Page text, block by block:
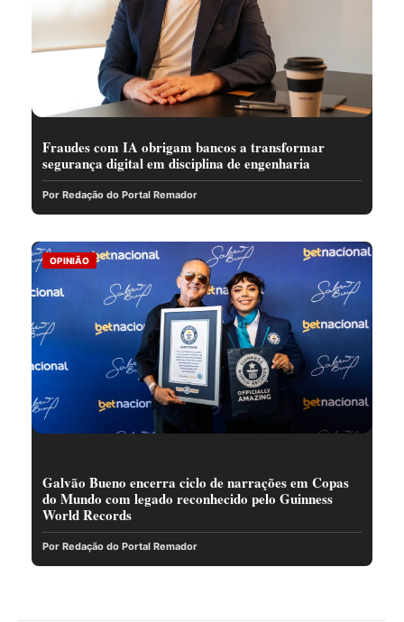
Fraudes com IA obrigam bancos a transformar
segurança digital em disciplina de engenharia
Por Redação do Portal Remador
OPINIÃO
Galvão Bueno encerra ciclo de narrações em Copas
do Mundo com legado reconhecido pelo Guinness
World Records
Por Redação do Portal Remador